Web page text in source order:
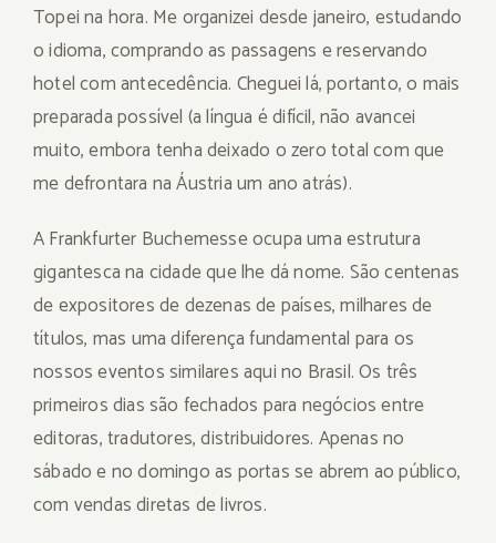
Topei na hora. Me organizei desde janeiro, estudando
o idioma, comprando as passagens e reservando
hotel com antecedência. Cheguei lá, portanto, o mais
preparada possível (a língua é difícil, não avancei
muito, embora tenha deixado o zero total com que
me defrontara na Áustria um ano atrás).
A Frankfurter Buchemesse ocupa uma estrutura
gigantesca na cidade que lhe dá nome. São centenas
de expositores de dezenas de países, milhares de
títulos, mas uma diferença fundamental para os
nossos eventos similares aqui no Brasil. Os três
primeiros dias são fechados para negócios entre
editoras, tradutores, distribuidores. Apenas no
sábado e no domingo as portas se abrem ao público,
com vendas diretas de livros.